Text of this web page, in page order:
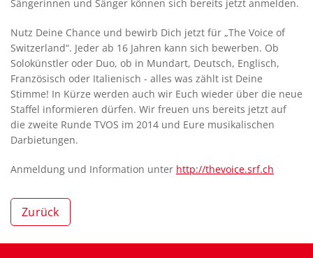
Sängerinnen und Sänger können sich bereits jetzt anmelden.
Nutz Deine Chance und bewirb Dich jetzt für „The Voice of
Switzerland“. Jeder ab 16 Jahren kann sich bewerben. Ob
Solokünstler oder Duo, ob in Mundart, Deutsch, Englisch,
Französisch oder Italienisch - alles was zählt ist Deine
Stimme! In Kürze werden auch wir Euch wieder über die neue
Staffel informieren dürfen. Wir freuen uns bereits jetzt auf
die zweite Runde TVOS im 2014 und Eure musikalischen
Darbietungen.
Anmeldung und Information unter http://thevoice.srf.ch
Zurück